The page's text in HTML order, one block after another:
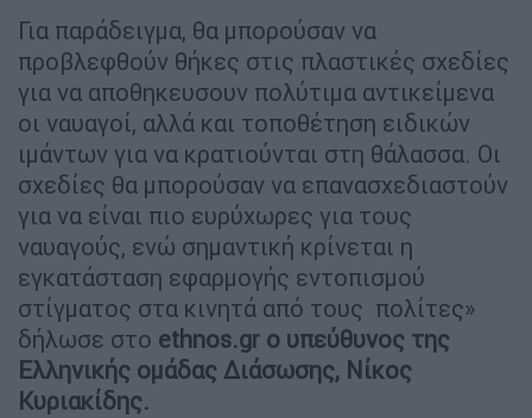
Για παράδειγμα, θα μπορούσαν να
προβλεφθούν θήκες στις πλαστικές σχεδίες
για να αποθηκευσουν πολύτιμα αντικείμενα
οι ναυαγοί, αλλά και τοποθέτηση ειδικών
ιμάντων για να κρατιούνται στη θάλασσα. Οι
σχεδίες θα μπορούσαν να επανασχεδιαστούν
για να είναι πιο ευρύχωρες για τους
ναυαγούς, ενώ σημαντική κρίνεται η
εγκατάσταση εφαρμογής εντοπισμού
στίγματος στα κινητά από τους πολίτες»
δήλωσε στο ethnos.gr ο υπεύθυνος της
Ελληνικής ομάδας Διάσωσης, Νίκος
Κυριακίδης.